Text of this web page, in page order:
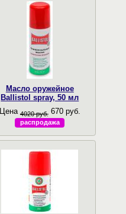
Масло оружейное
Ballistol spray, 50 мл
Цена 4020 руб. 670 руб.
распродажа